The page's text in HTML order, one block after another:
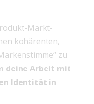
Markt-
kohärenten,
zu
deine Arbeit mit
Identität in